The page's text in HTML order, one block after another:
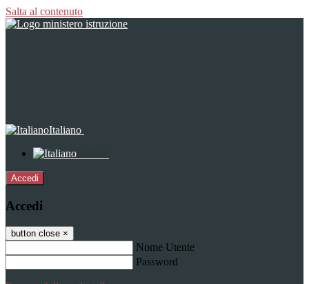
Salta al contenuto
Italiano
Accedi
Accedi
button close ×
Nome Utente
Password